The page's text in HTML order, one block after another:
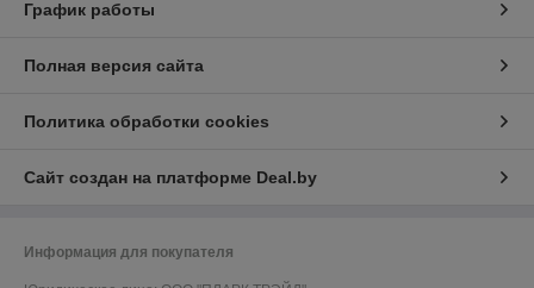
График работы
Полная версия сайта
Политика обработки cookies
Сайт создан на платформе Deal.by
Информация для покупателя